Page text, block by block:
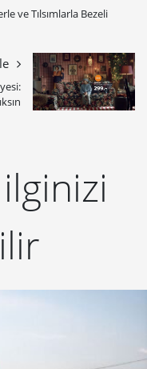
ve Tılsımlarla Bezeli